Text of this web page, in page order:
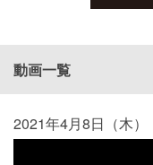
動画一覧
2021年4月8日（木）